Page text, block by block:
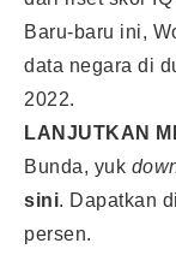
Baru-baru ini,
data negara di
2022.
LANJUTKAN
Bunda, yuk
sini. Dapatkan
persen.